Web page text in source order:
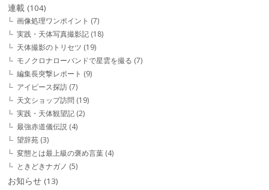
連載 (104)
画像処理ワンポイント (7)
実践・天体写真撮影記 (18)
天体撮影のトリセツ (19)
モノクロナローバンドで星雲を撮る (7)
編集長突撃レポート (9)
アイピース探訪 (7)
天文ショップ訪問 (19)
実践・天体観望記 (2)
最強赤道儀伝説 (4)
望辞苑 (3)
変態とは最上級の褒め言葉 (4)
ときどきナガノ (5)
お知らせ (13)